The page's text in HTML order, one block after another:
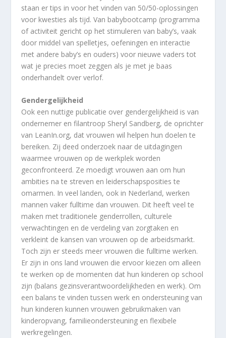
staan er tips in voor het vinden van 50/50-oplossingen
voor kwesties als tijd. Van babybootcamp (programma
of activiteit gericht op het stimuleren van baby’s, vaak
door middel van spelletjes, oefeningen en interactie
met andere baby’s en ouders) voor nieuwe vaders tot
wat je precies moet zeggen als je met je baas
onderhandelt over verlof.
Gendergelijkheid
Ook een nuttige publicatie over gendergelijkheid is van
ondernemer en filantroop Sheryl Sandberg, de oprichter
van LeanIn.org, dat vrouwen wil helpen hun doelen te
bereiken. Zij deed onderzoek naar de uitdagingen
waarmee vrouwen op de werkplek worden
geconfronteerd. Ze moedigt vrouwen aan om hun
ambities na te streven en leiderschapsposities te
omarmen. In veel landen, ook in Nederland, werken
mannen vaker fulltime dan vrouwen. Dit heeft veel te
maken met traditionele genderrollen, culturele
verwachtingen en de verdeling van zorgtaken en
verkleint de kansen van vrouwen op de arbeidsmarkt.
Toch zijn er steeds meer vrouwen die fulltime werken.
Er zijn in ons land vrouwen die ervoor kiezen om alleen
te werken op de momenten dat hun kinderen op school
zijn (balans gezinsverantwoordelijkheden en werk). Om
een balans te vinden tussen werk en ondersteuning van
hun kinderen kunnen vrouwen gebruikmaken van
kinderopvang, familieondersteuning en flexibele
werkregelingen.